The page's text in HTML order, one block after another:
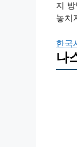
지
놓치
한국
나